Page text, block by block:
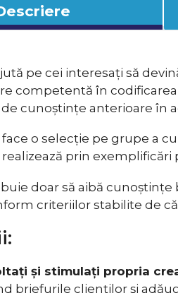
pe cei interesați să
competentă în
cunoștințe anterioare în
o selecție pe grupe a
realizează prin exemplificări
doar să aibă
criteriilor stabilite de
și stimulați propria
briefurile clienților și